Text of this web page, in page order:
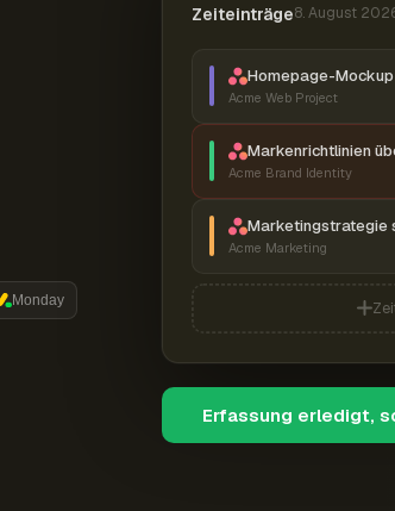
Monday
Zeiteinträge8. August
Homepage-
Acme Web Project
Markenrichtlinien
Acme Brand Identity
Marketingstrategie
Acme Marketing
Erfassung erledigt,